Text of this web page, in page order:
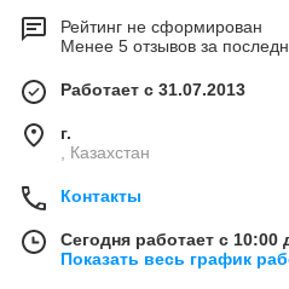
Рейтинг не сформирован
Менее 5 отзывов за
Работает с 31.07.2013
г.
, Казахстан
Контакты
Сегодня работает с 10:00
Показать весь график